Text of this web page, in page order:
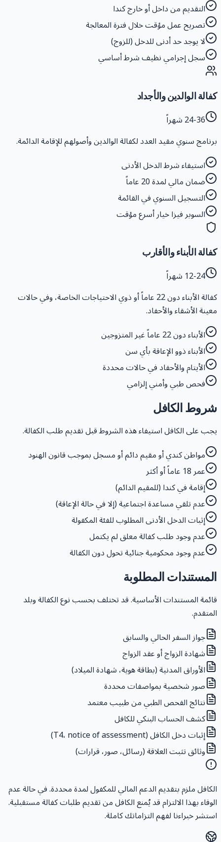
التقديم من داخل أو خارج كندا
تصريح عمل مؤقت خلال فترة المعالجة
لا يوجد حد أدنى للدخل (للزوج)
سجل إجرامي نظيف شرط أساسي
الوالدين والأجداد
24-36 شهراً
سنوي مقيد العدد لكفالة الوالدين وأصولهم للإقامة الدائمة.
استيفاء شرط الدخل الأدنى
ضمان مالي لمدة 20 عاماً
التسجيل السنوي في القائمة
السوبر فيزا خيار أسرع مؤقت
الأبناء والأقارب
12-24 شهراً
كفالة الأبناء دون 22 عاماً أو ذوي الاحتياجات الخاصة، وفي حالات
الأشقاء والأحفاد.
الأبناء دون 22 عاماً غير المتزوجين
الأبناء ذوو الإعاقة بأي سن
الأيتام والأحفاد في حالات محددة
فحص طبي وأمني إلزامي
الكافل
على الكافل استيفاء هذه الشروط قبل تقديم طلب الكفالة.
مواطن كندي أو مقيم دائم أو مسجل بموجب قانون الهنود
عمر 18 عاماً أو أكثر
إقامة في كندا (للمقيم الدائم)
عدم تلقي مساعدة اجتماعية (إلا في حالة الإعاقة)
إثبات الدخل الأدنى المطلوب للفئة المكفولة
عدم وجود طلب كفالة معلق لم يكتمل
عدم وجود محكومية جنائية تحول دون الكفالة
المطلوبة
المستندات الأساسية. قد تختلف بحسب نوع الكفالة وبلد
جواز السفر الحالي والسابق
شهادة الزواج أو عقد الزواج
الأوراق المدنية (بطاقة هوية، شهادة الميلاد)
صور شخصية بمواصفات محددة
نتائج الفحص الطبي من طبيب معتمد
كشف الحساب البنكي للكافل
إثبات دخل الكافل (T4، notice of assessment)
وثائق تثبت العلاقة (رسائل، صور، قرارات)
ملزم بتقديم الدعم المالي للمكفول لمدة محددة. في حالة عدم
بهذا الالتزام قد يُمنع الكافل من تقديم طلبات كفالة مستقبلية.
خبراءنا لفهم التزاماتك كاملة.